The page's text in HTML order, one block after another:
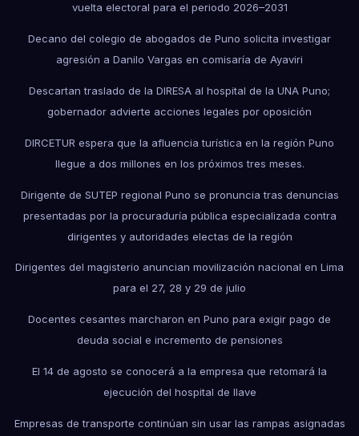
vuelta electoral para el periodo 2026–2031
Decano del colegio de abogados de Puno solicita investigar
agresión a Danilo Vargas en comisaría de Ayaviri
Descartan traslado de la DIRESA al hospital de la UNA Puno;
gobernador advierte acciones legales por oposición
DIRCETUR espera que la afluencia turística en la región Puno
llegue a dos millones en los próximos tres meses.
Dirigente de SUTEP regional Puno se pronuncia tras denuncias
presentadas por la procuraduría pública especializada contra
dirigentes y autoridades electas de la región
Dirigentes del magisterio anuncian movilización nacional en Lima
para el 27, 28 y 29 de julio
Docentes cesantes marcharon en Puno para exigir pago de
deuda social e incremento de pensiones
El 14 de agosto se conocerá a la empresa que retomará la
ejecución del hospital de Ilave
Empresas de transporte continúan sin usar las rampas asignadas